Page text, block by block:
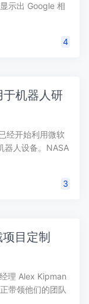
示出 Google 相
4
机器人研
经开始利用微软
器人设备。NASA
3
目定制
理 Alex Kipman
带领他们的团队